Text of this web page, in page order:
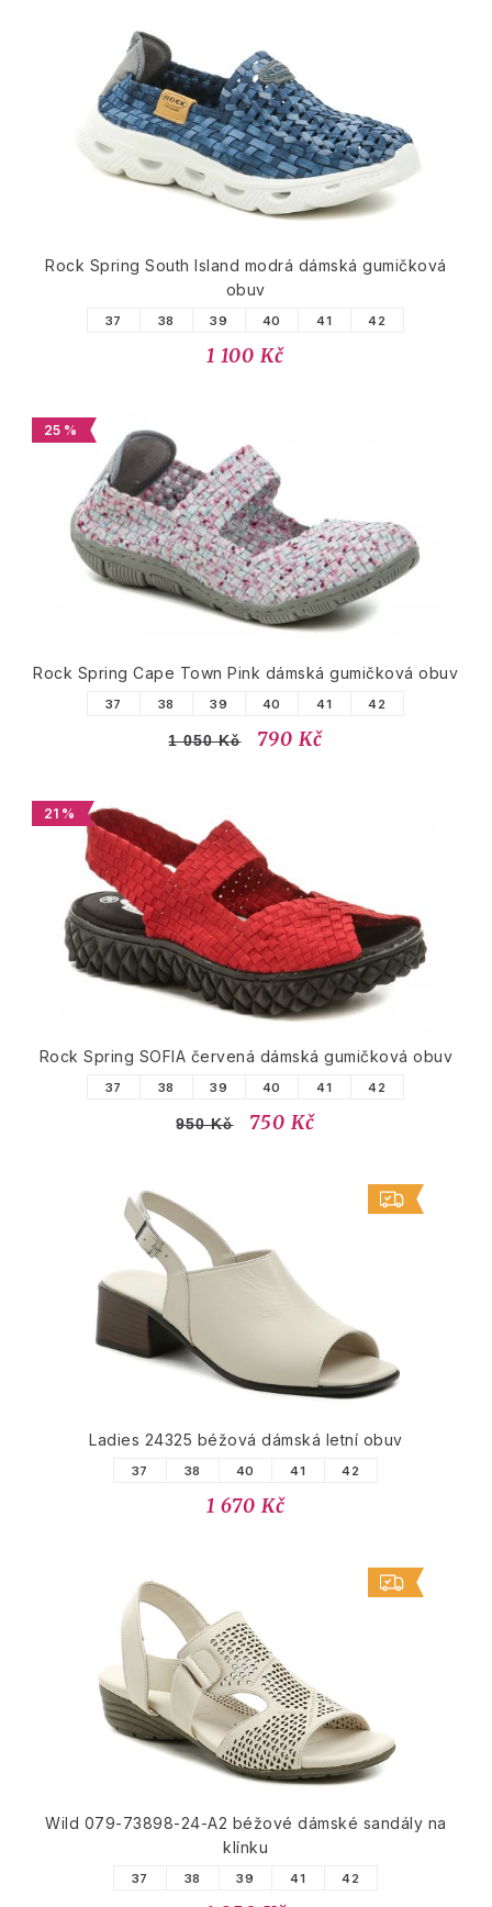
Rock Spring South Island modrá dámská gumičková
obuv
37 38 39 40 41 42
1 100 Kč
25 %
Rock Spring Cape Town Pink dámská gumičková obuv
37 38 39 40 41 42
1 050 Kč 790 Kč
21 %
Rock Spring SOFIA červená dámská gumičková obuv
37 38 39 40 41 42
950 Kč 750 Kč
Ladies 24325 béžová dámská letní obuv
37 38 40 41 42
1 670 Kč
Wild 079-73898-24-A2 béžové dámské sandály na
klínku
37 38 39 41 42